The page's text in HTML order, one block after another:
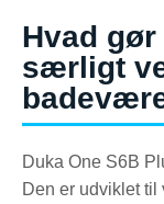
Hvad
særligt
Duka One S6B
Den er udviklet til